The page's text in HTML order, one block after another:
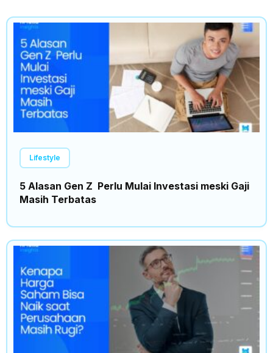
Lifestyle
5 Alasan Gen Z Perlu Mulai Investasi meski Gaji
Masih Terbatas